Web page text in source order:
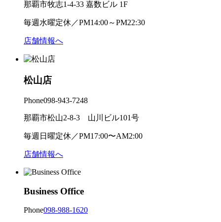
那覇市牧志1-4-33 嘉数ビル 1F
毎週水曜定休／PM14:00～PM22:30
店舗情報へ
松山店
Phone098-943-7248
那覇市松山2-8-3 山川ビル101号
毎週日曜定休／PM17:00〜AM2:00
店舗情報へ
Business Office
Phone098-988-1620